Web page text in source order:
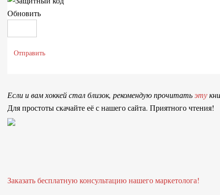
Обновить
Отправить
Если и вам хоккей стал близок, рекомендую прочитатьэту
Для простоты скачайте её с нашего сайта. Приятного чтения!
Заказать бесплатную консультацию нашего маркетолога!